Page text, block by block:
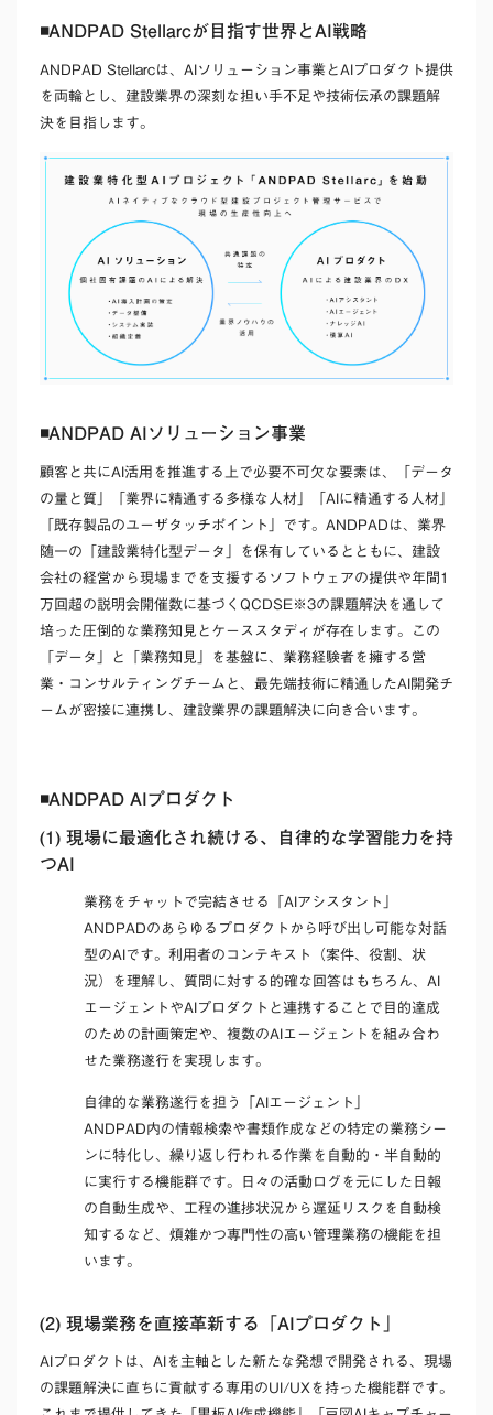
◾️ANDPAD Stellarcが目指す世界とAI戦略
ANDPAD Stellarcは、AIソリューション事業とAIプロダクト提供
を両輪とし、建設業界の深刻な担い手不足や技術伝承の課題解
決を目指します。
◾️ANDPAD AIソリューション事業
顧客と共にAI活用を推進する上で必要不可欠な要素は、「データ
の量と質」「業界に精通する多様な人材」「AIに精通する人材」
「既存製品のユーザタッチポイント」です。ANDPADは、業界
随一の「建設業特化型データ」を保有しているとともに、建設
会社の経営から現場までを支援するソフトウェアの提供や年間1
万回超の説明会開催数に基づくQCDSE※3の課題解決を通して
培った圧倒的な業務知見とケーススタディが存在します。この
「データ」と「業務知見」を基盤に、業務経験者を擁する営
業・コンサルティングチームと、最先端技術に精通したAI開発チ
ームが密接に連携し、建設業界の課題解決に向き合います。
◾️ANDPAD AIプロダクト
(1) 現場に最適化され続ける、自律的な学習能力を持
つAI
業務をチャットで完結させる「AIアシスタント」
ANDPADのあらゆるプロダクトから呼び出し可能な対話
型のAIです。利用者のコンテキスト（案件、役割、状
況）を理解し、質問に対する的確な回答はもちろん、AI
エージェントやAIプロダクトと連携することで目的達成
のための計画策定や、複数のAIエージェントを組み合わ
せた業務遂行を実現します。
自律的な業務遂行を担う「AIエージェント」
ANDPAD内の情報検索や書類作成などの特定の業務シー
ンに特化し、繰り返し行われる作業を自動的・半自動的
に実行する機能群です。日々の活動ログを元にした日報
の自動生成や、工程の進捗状況から遅延リスクを自動検
知するなど、煩雑かつ専門性の高い管理業務の機能を担
います。
(2) 現場業務を直接革新する「AIプロダクト」
AIプロダクトは、AIを主軸とした新たな発想で開発される、現場
の課題解決に直ちに貢献する専用のUI/UXを持った機能群です。